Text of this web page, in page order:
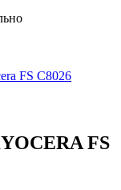
FS C8026
FS